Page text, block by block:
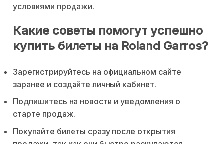
условиями продажи.
Какие советы помогут успешно
купить билеты на Roland Garros?
Зарегистрируйтесь на официальном сайте
заранее и создайте личный кабинет.
Подпишитесь на новости и уведомления о
старте продаж.
Покупайте билеты сразу после открытия